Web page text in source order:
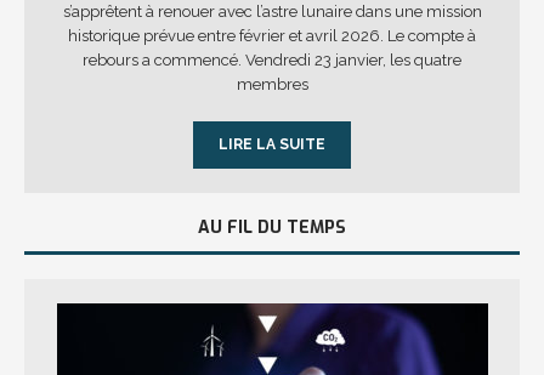
s’apprêtent à renouer avec l’astre lunaire dans une mission
historique prévue entre février et avril 2026. Le compte à
rebours a commencé. Vendredi 23 janvier, les quatre
membres
LIRE LA SUITE
AU FIL DU TEMPS